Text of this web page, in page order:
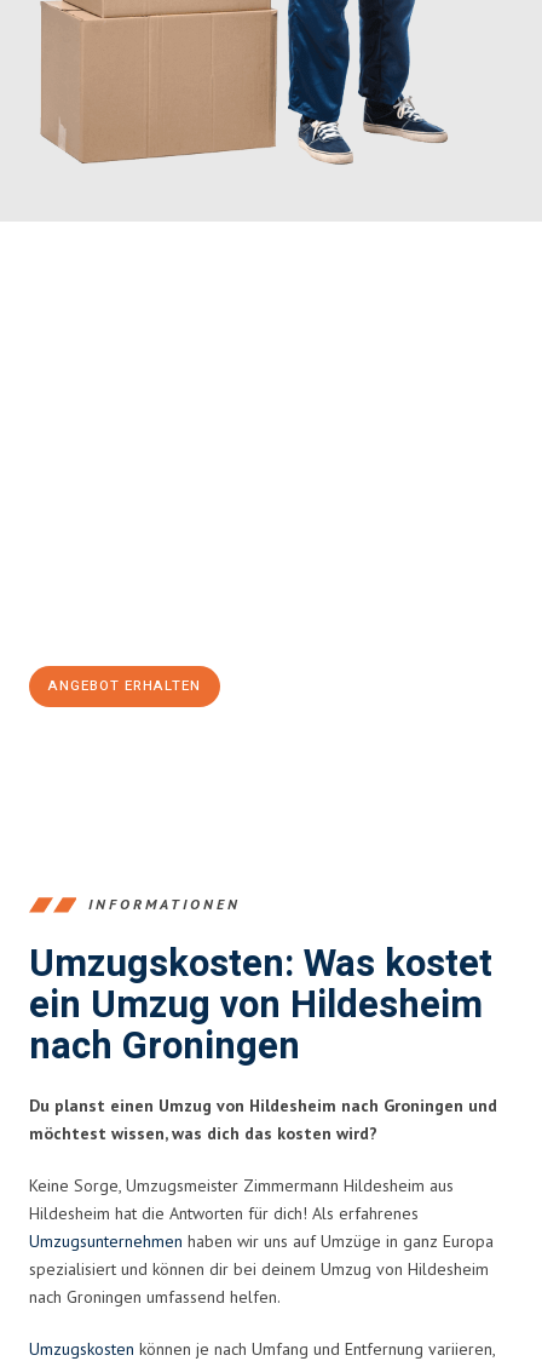
ANGEBOT ERHALTEN
INFORMATIONEN
Umzugskosten: Was kostet
ein Umzug von Hildesheim
nach Groningen
Du planst einen Umzug von Hildesheim nach Groningen und
möchtest wissen, was dich das kosten wird?
Keine Sorge, Umzugsmeister Zimmermann Hildesheim aus
Hildesheim hat die Antworten für dich! Als erfahrenes
Umzugsunternehmen haben wir uns auf Umzüge in ganz Europa
spezialisiert und können dir bei deinem Umzug von Hildesheim
nach Groningen umfassend helfen.
Umzugskosten können je nach Umfang und Entfernung variieren,